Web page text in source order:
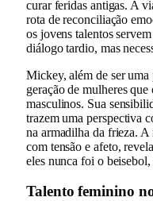
curar feridas antigas. A
rota de reconciliação
os jovens talentos
diálogo tardio, mas
Mickey, além de ser uma
geração de mulheres
masculinos. Sua
trazem uma perspectiva
na armadilha da frieza. A
com tensão e afeto,
eles nunca foi o
Talento feminino